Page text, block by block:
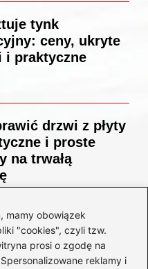
mamy obowiązek
"cookies", czyli tzw.
prosi o zgodę na
reklamy i
tynk
ceny, ukryte
i praktyczne
drzwi z płyty
i proste
na trwałą
projekt
u architekta —
naprawdę